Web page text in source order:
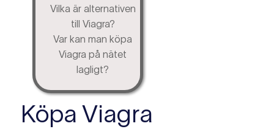
Vilka är alternativen
till Viagra?
Var kan man köpa
Viagra på nätet
lagligt?
Köpa Viagra